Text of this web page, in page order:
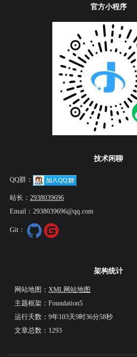
官方小程序
技术闲聊
QQ群：
站长： 2938039696
Email：2938039696@qq.com
Git：
架构统计
网站地图： XML网站地图
主题框架：Foundation5
运行天数： 9年103天9时36分59秒
文章总数：1293